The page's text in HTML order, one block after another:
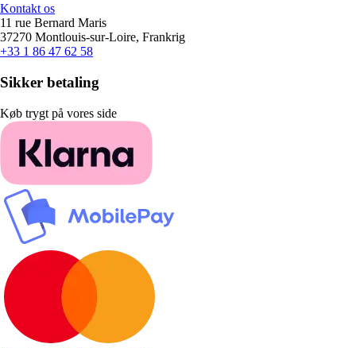
Kontakt os
11 rue Bernard Maris
37270 Montlouis-sur-Loire, Frankrig
+33 1 86 47 62 58
Sikker betaling
Køb trygt på vores side